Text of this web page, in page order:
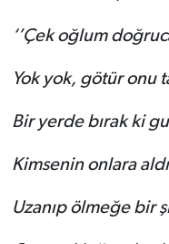
‘’Çek oğlum
Yok yok, götür onu
Bir yerde bırak ki
Kimsenin onlara
Uzanıp ölmeğe bir